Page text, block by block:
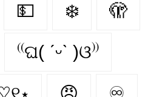
💵 ❄️ 🫣
⁽⁽ଘ( ˊᵕˋ )ଓ⁾⁾